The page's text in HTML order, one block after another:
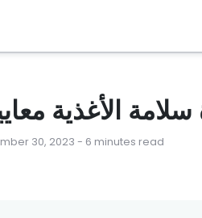
ندوات عبر
تساعدك البرامج التعليمية المجانية عبر
الأغذية
30, 2023 - 6 minutes read